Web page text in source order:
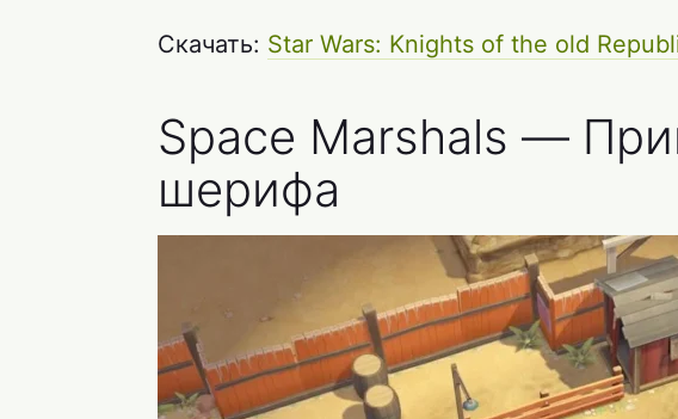
Скачать: Star Wars: Knights of the old
Space Marshals —
шерифа